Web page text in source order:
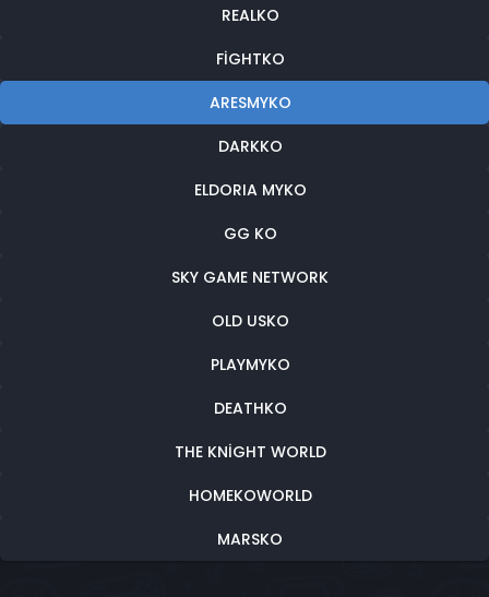
REALKO
FIGHTKO
ARESMYKO
DARKKO
ELDORIA MYKO
GG KO
SKY GAME NETWORK
OLD USKO
PLAYMYKO
DEATHKO
THE KNIGHT WORLD
HOMEKOWORLD
MARSKO